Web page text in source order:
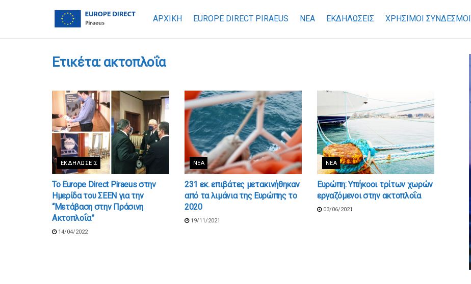
ΑΡΧΙΚΗ EUROPE DIRECT PIRAEUS ΝΕΑ ΕΚΔΗΛΩΣΕΙΣ ΧΡΉΣΙΜΟΙ ΣΎΝΔΕΣΜΟΙ
Ετικέτα: ακτοπλοΐα
ΕΚΔΗΛΏΣΕΙΣ
Το Europe Direct Piraeus στην
Ημερίδα του ΣΕΕΝ για την
“Μετάβαση στην Πράσινη
Ακτοπλοΐα”
14/04/2022
ΝΈΑ
231 εκ. επιβάτες μετακινήθηκαν
από τα λιμάνια της Ευρώπης το
2020
19/11/2021
ΝΈΑ
Ευρώπη: Yπήκοοι τρίτων χωρών
εργαζόμενοι στην ακτοπλοΐα
03/06/2021